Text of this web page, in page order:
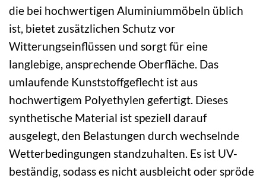
die bei hochwertigen Aluminiummöbeln üblich
ist, bietet zusätzlichen Schutz vor
Witterungseinflüssen und sorgt für eine
langlebige, ansprechende Oberfläche. Das
umlaufende Kunststoffgeflecht ist aus
hochwertigem Polyethylen gefertigt. Dieses
synthetische Material ist speziell darauf
ausgelegt, den Belastungen durch wechselnde
Wetterbedingungen standzuhalten. Es ist UV-
beständig, sodass es nicht ausbleicht oder spröde